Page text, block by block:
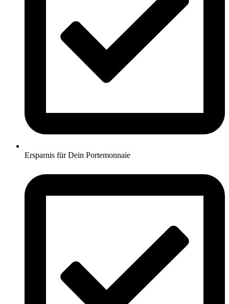
Ersparnis für Dein Portemonnaie